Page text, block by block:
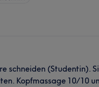
schneiden (Studentin).
Kopfmassage 10/10